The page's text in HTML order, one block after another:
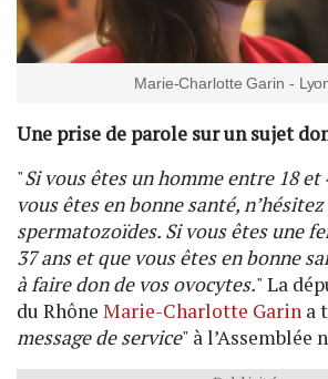
Marie-Charlotte Garin -
Une prise de parole sur un sujet
"Si vous êtes un homme entre 18 et
vous êtes en bonne santé,
spermatozoïdes. Si vous êtes une
37 ans et que vous êtes en bonne
à faire don de vos ovocytes." La
du Rhône Marie-Charlotte Garin a
message de service" à l’Assemblée